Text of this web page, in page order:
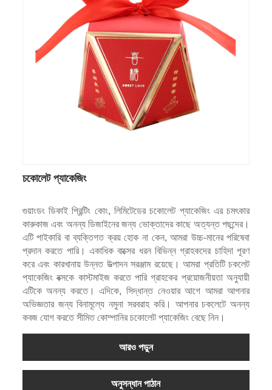
চকোলেট প্যাকেজিং
গুয়াংডং ডিকাই প্রিন্টিং কোং, লিমিটেডের চকোলেট প্যাকেজিং এর চমৎকার
কারুকাজ এবং অনন্য ডিজাইনের জন্য ভোক্তাদের কাছে অত্যন্ত পছন্দের।
এটি পাইকারি বা ব্যক্তিগত ক্রয় হোক না কেন, আমরা উচ্চ-মানের পরিষেবা
প্রদান করতে পারি। একাধিক বাক্সের ধরন বিভিন্ন গ্রাহকদের চাহিদা পূরণ
করে এবং কারখানায় উন্নত উত্পাদন সরঞ্জাম রয়েছে। আমরা প্রতিটি চকলেট
প্যাকেজিং বক্সকে কাস্টমাইজ করতে পারি গ্রাহকের প্রয়োজনীয়তা অনুযায়ী
এটিকে অনন্য করতে। এদিকে, সিদ্ধান্ত নেওয়ার আগে আমরা আপনার
অভিজ্ঞতার জন্য বিনামূল্যে নমুনা সরবরাহ করি। আপনার চকলেটে অনন্য
কবজ যোগ করতে সীমিত কোম্পানির চকোলেট প্যাকেজিং বেছে নিন।
আরও পড়ুন
অনুসন্ধান পাঠান